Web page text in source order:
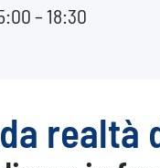
– 18:30
realtà